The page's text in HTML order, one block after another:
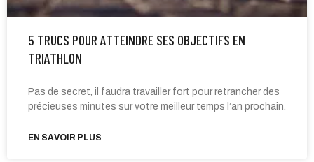
5 TRUCS POUR ATTEINDRE SES OBJECTIFS EN
TRIATHLON
Pas de secret, il faudra travailler fort pour retrancher des
précieuses minutes sur votre meilleur temps l’an prochain.
EN SAVOIR PLUS